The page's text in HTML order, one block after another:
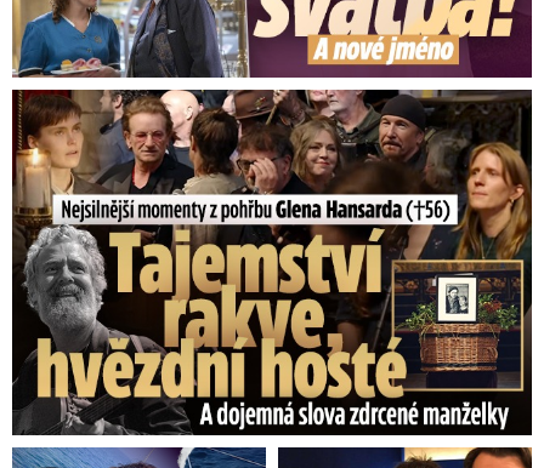
Nejsilnější momenty z pohřbu Glena Hansarda (†56)